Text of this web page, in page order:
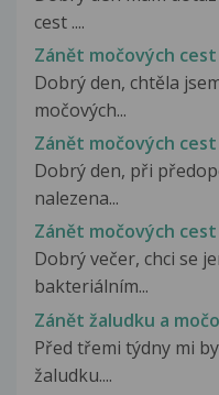
cest ....
Zánět močových
Dobrý den, chtěla
močových...
Zánět močových cest
Dobrý den, při
nalezena...
Zánět močových cest
Dobrý večer, chci se
bakteriálním...
Zánět žaludku a
Před třemi týdny mi
žaludku....